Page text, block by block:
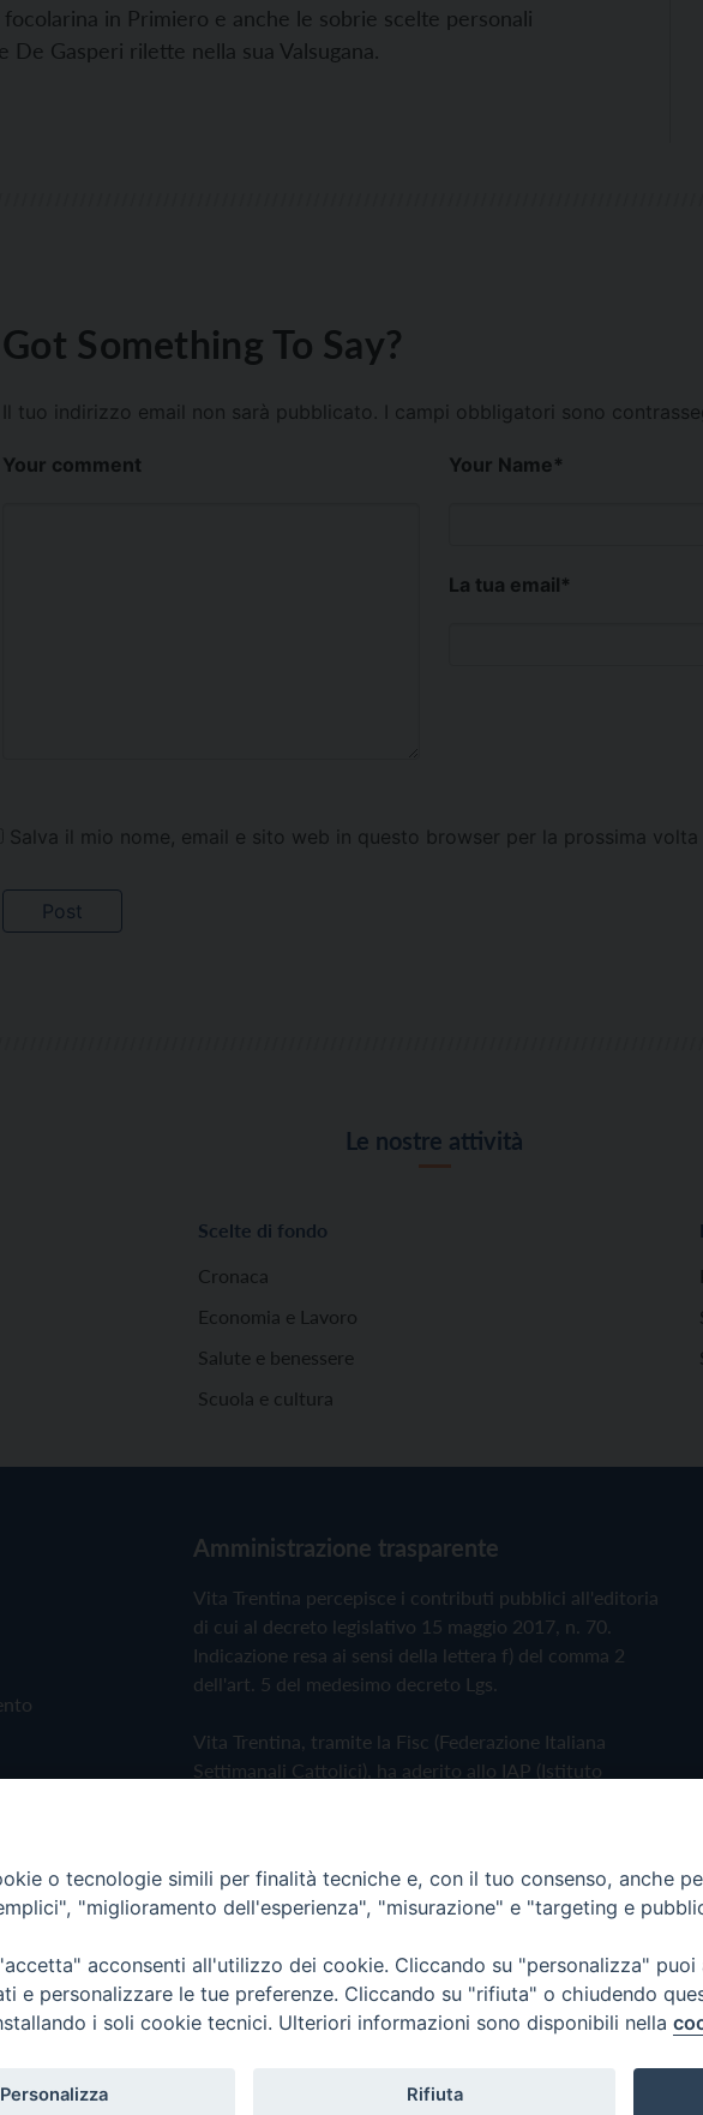
in Primiero e anche le sobrie scelte personali
Gasperi rilette nella sua Valsugana.
Got Something To Say?
Il tuo indirizzo email non sarà pubblicato. I campi obbligatori sono
Your comment Your Name*
La tua email*
Salva il mio nome, email e sito web in questo browser per la prossima
Le nostre attività
Scelte di fondo
Cronaca
Economia e Lavoro
Salute e benessere
Scuola e cultura
Amministrazione trasparente
Vita Trentina percepisce i contributi pubblici all'editoria
di cui al decreto legislativo 15 maggio 2017, n. 70.
Indicazione resa ai sensi della lettera f) del comma 2
dell'art. 5 del medesimo decreto Lgs.
Vita Trentina, tramite la Fisc (Federazione Italiana
Settimanali Cattolici), ha aderito allo IAP (Istituto
Privacy Policy Cookie Policy
- Vita Trentina Editrice
o tecnologie simili per finalità tecniche e, con il tuo consenso, anche
"miglioramento dell'esperienza", "misurazione" e "targeting e
acconsenti all'utilizzo dei cookie. Cliccando su "personalizza"
e personalizzare le tue preferenze. Cliccando su "rifiuta" o chiudendo
i soli cookie tecnici. Ulteriori informazioni sono disponibili nella
Personalizza Rifiuta